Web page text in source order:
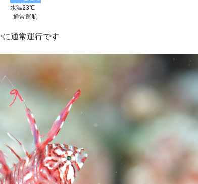
水温23℃
通常運航
通常運行です